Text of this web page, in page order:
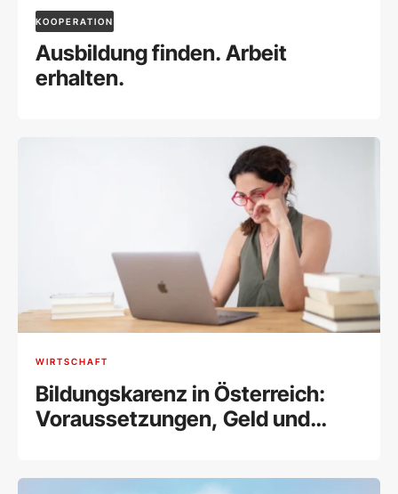
KOOPERATION
Ausbildung finden. Arbeit
erhalten.
WIRTSCHAFT
Bildungskarenz in Österreich:
Voraussetzungen, Geld und